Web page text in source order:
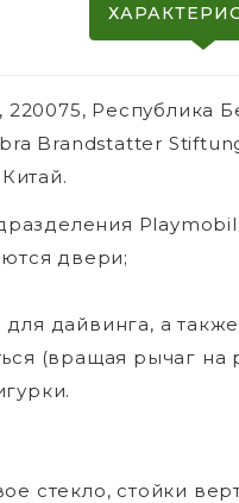
Республика
Brandstatter
двери;
дайвинга, а
(вращая рычаг на
стекло, стойки